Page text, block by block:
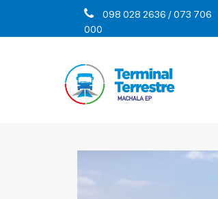
098 028 2636 / 073 706
000